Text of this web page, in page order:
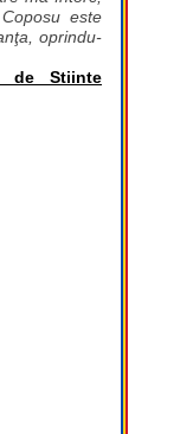
este
oprindu-
de Stiinte